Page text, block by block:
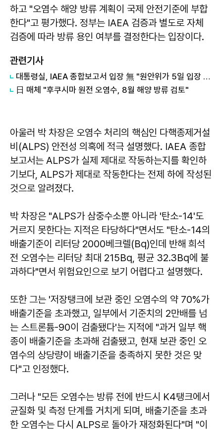
하고 "오염수 해양 방류 계획이 국제 안전기준에 부합
한다"고 평가했다. 정부는 IAEA 검증과 별도로 자체
검증에 따라 방류 용인 여부를 결정한다는 입장이다.
관련기사
대통령실, IAEA 종합보고서 입장 無 "원안위가 5일 입장 발표"
日 매체 "후쿠시마 원전 오염수, 8월 해양 방류 검토"
아울러 박 차장은 오염수 처리의 핵심인 다핵종제거설
비(ALPS) 안전성 의혹에 적극 설명했다. IAEA 종합
보고서는 ALPS가 실제 제대로 작동하는지를 확인하
기보다, ALPS가 제대로 작동한다는 전제 하에 작성된
것으로 알려졌다.
박 차장은 "ALPS가 삼중수소뿐 아니라 '탄소-14'도
거르지 못한다는 지적은 타당하다"면서도 "탄소-14의
배출기준이 리터당 2000베크렐(Bq)인데 반해 희석
전 오염수는 리터당 최대 215Bq, 평균 32.3Bq에 불
과하다"면서 위험요인으로 보기 어렵다고 설명했다.
또한 그는 '저장탱크에 보관 중인 오염수의 약 70%가
배출기준을 초과했고, 일부에서 기준치의 2만배를 넘
는 스트론튬-90이 검출됐다'는 지적에 "과거 일부 핵
종이 배출기준을 초과해 검출됐고, 현재 보관 중인 오
염수의 상당량이 배출기준을 충족하지 못한 것은 맞
다"고 인정했다.
그러나 "모든 오염수는 방류 전에 반드시 K4탱크에서
균질화 및 측정 단계를 거치게 되며, 배출기준을 초과
한 오염수는 다시 ALPS로 돌아가 재정화된다"며 "이